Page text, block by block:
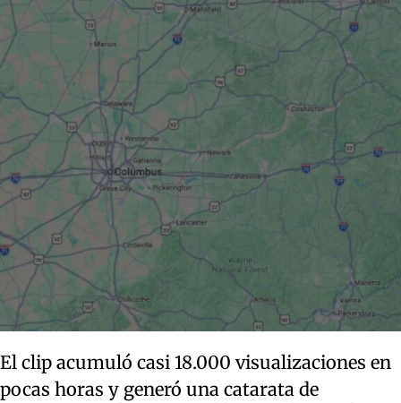
El clip acumuló casi 18.000 visualizaciones en
pocas horas y generó una catarata de